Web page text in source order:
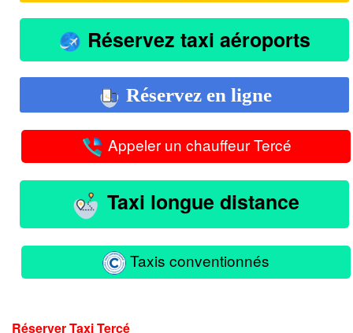
Réservez taxi aéroports
Réservez en ligne
Appeler un chauffeur Tercé
Taxi longue distance
Taxis conventionnés
Réserver Taxi Tercé